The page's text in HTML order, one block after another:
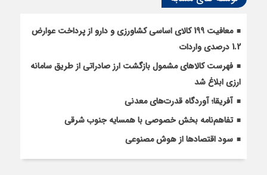
معافیت 199 کالای اساسی کشاورزی و دارو از پرداخت عوارض
1.2 درصدی واردات
فهرست کالاهای مشمول بازگشت ارز صادراتی از طریق سامانه
ارزی ابلاغ شد
آفریقا؛ آوردگاه قدرت‌های معدنی
تفاهم‌نامه بخش خصوصی با همسایه جنوب شرقی
سود اقتصاد‌ها از هوش مصنوعی